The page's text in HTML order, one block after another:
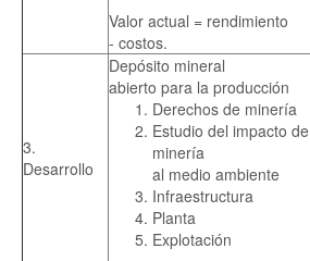
Valor actual = rendimiento
- costos.
3.
Desarrollo
Depósito mineral
abierto para la producción
Derechos de minería
Estudio del impacto de
minería
al medio ambiente
Infraestructura
Planta
Explotación